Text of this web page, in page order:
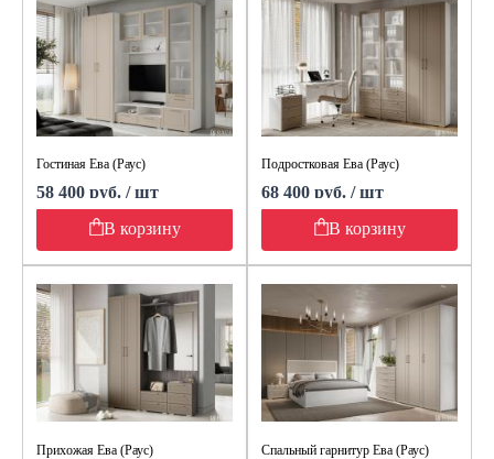
Гостиная Ева (Раус)
58 400 руб. / шт
В корзину
Подростковая Ева (Раус)
68 400 руб. / шт
В корзину
Прихожая Ева (Раус) Спальный гарнитур Ева (Раус)